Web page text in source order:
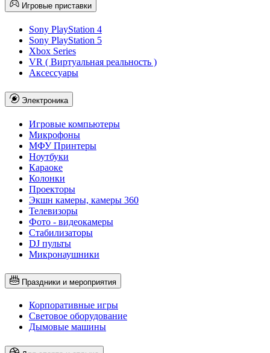
Игровые приставки
Sony PlayStation 4
Sony PlayStation 5
Xbox Series
VR ( Виртуальная реальность )
Аксессуары
Электроника
Игровые компьютеры
Микрофоны
МФУ Принтеры
Ноутбуки
Караоке
Колонки
Проекторы
Экшн камеры, камеры 360
Телевизоры
Фото - видеокамеры
Стабилизаторы
DJ пульты
Микронаушники
Праздники и мероприятия
Корпоративные игры
Световое оборудование
Дымовые машины